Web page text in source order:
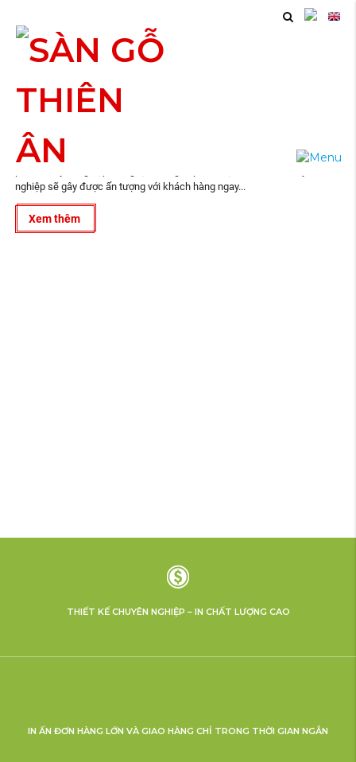
In Danh Thiếp – In namecard cao cấp 100% khách hàng lựa chọn sản
nghiệp sẽ gây được ấn tượng với khách hàng ngay...
Xem thêm
08
2019
THIẾT KẾ CHUYÊN NGHIỆP – IN CHẤT LƯỢNG CAO
IN ẤN ĐƠN HÀNG LỚN VÀ GIAO HÀNG CHỈ TRONG THỜI GIAN NGẮN